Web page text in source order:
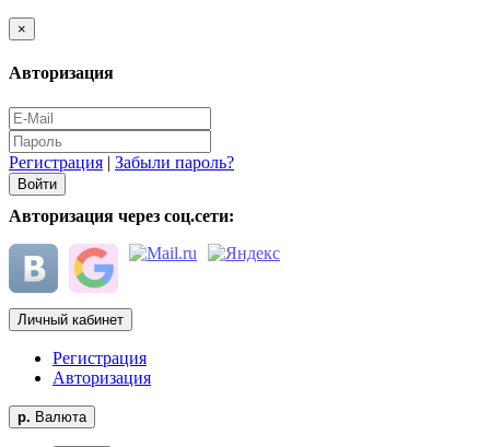
×
Авторизация
Регистрация | Забыли пароль?
Авторизация через соц.сети:
Личный кабинет
Регистрация
Авторизация
р. Валюта